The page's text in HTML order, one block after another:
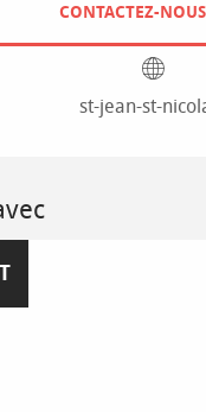
CONTACTEZ-NOUS
st-jean-st-